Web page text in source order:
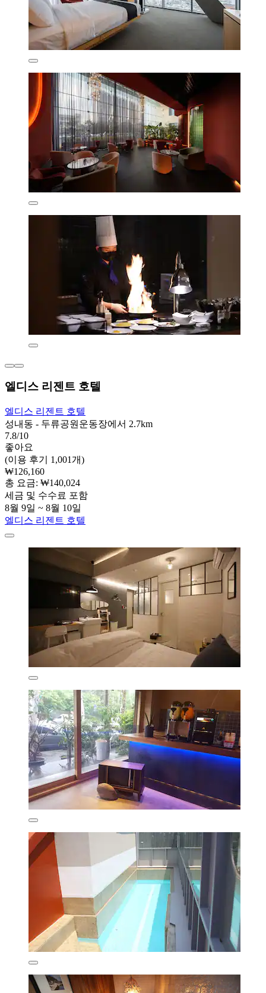
엘디스 리젠트 호텔
엘디스 리젠트 호텔
성내동 - 두류공원운동장에서 2.7km
7.8/10
좋아요
(이용 후기 1,001개)
₩126,160
총 요금: ₩140,024
세금 및 수수료 포함
8월 9일 ~ 8월 10일
엘디스 리젠트 호텔